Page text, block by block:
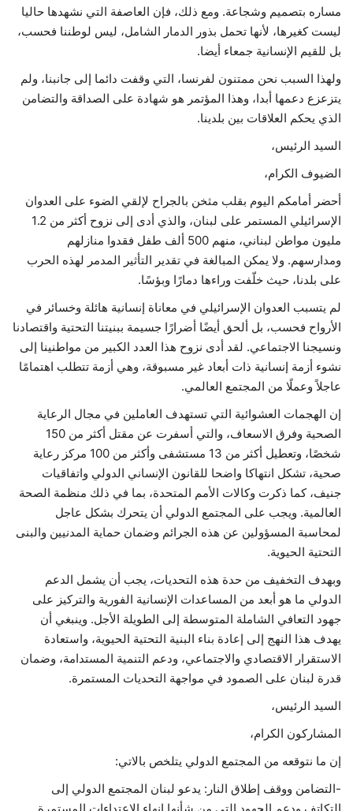
مساره بتصميم وشجاعة. ومع ذلك، فإن العاصفة التي نشهدها حاليا
ليست كغيرها، لأنها تحمل بذور الدمار الشامل، ليس لوطننا فحسب،
بل للقيم الإنسانية جمعاء أيضا.
ولهذا السبب نحن ممتنون لفرنسا، التي وقفت دائما إلى جانبنا، ولم
يتزعزع دعمها أبدا، وهذا المؤتمر هو شهادة على الصداقة والتضامن
الذي يحكم العلاقات بين بلدينا.
السيد الرئيس،
الضيوف الكرام،
أحضر أمامكم اليوم بقلب مثخن بالجراح لإلقي الضوء على العدوان
الإسرائيلي المستمر على لبنان، والذي أدى إلى نزوح أكثر من 1.2
مليون مواطن لبناني، منهم 500 ألف طفل فقدوا منازلهم
ومدارسهم. ولا يمكن المبالغة في تقدير التأثير المدمر لهذه الحرب
على بلدنا، حيث خلّفت وراءها دمارًا وبؤسًا.
لم يتسبب العدوان الإسرائيلي في معاناة إنسانية هائلة وخسائر في
الأرواح فحسب، بل ألحق أيضًا أضرارًا جسيمة ببنيتنا التحتية واقتصادنا
ونسيجنا الاجتماعي. لقد أدى نزوح هذا العدد الكبير من مواطنينا إلى
نشوء أزمة إنسانية ذات أبعاد غير مسبوقة، وهي أزمة تتطلب اهتمامًا
عاجلاً وعملًا من المجتمع العالمي.
إن الهجمات العشوائية التي تستهدف العاملين في مجال الرعاية
الصحية وفرق الاسعاف، والتي أسفرت عن مقتل أكثر من 150
شخصًا، وتعطيل أكثر من 13 مستشفى وأكثر من 100 مركز رعاية
صحية، تشكل انتهاكا واضحا للقانون الإنساني الدولي واتفاقيات
جنيف، كما ذكرت وكالات الأمم المتحدة، بما في ذلك منظمة الصحة
العالمية. ويجب على المجتمع الدولي أن يتحرك بشكل عاجل
لمحاسبة المسؤولين عن هذه الجرائم وضمان حماية المدنيين والبنى
التحتية الحيوية.
وبهدف التخفيف من حدة هذه التحديات، يجب أن يشمل الدعم
الدولي ما هو أبعد من المساعدات الإنسانية الفورية والتركيز على
جهود التعافي الشاملة المتوسطة إلى الطويلة الأجل. وينبغي أن
يهدف هذا النهج إلى إعادة بناء البنية التحتية الحيوية، واستعادة
الاستقرار الاقتصادي والاجتماعي، ودعم التنمية المستدامة، وضمان
قدرة لبنان على الصمود في مواجهة التحديات المستمرة.
السيد الرئيس،
المشاركون الكرام،
إن ما نتوقعه من المجتمع الدولي يتلخص بالاتي:
-التضامن ووقف إطلاق النار: يدعو لبنان المجتمع الدولي إلى
التكاتف ودعم الجهود التي من شأنها إنهاء الاعتداءات المستمرة